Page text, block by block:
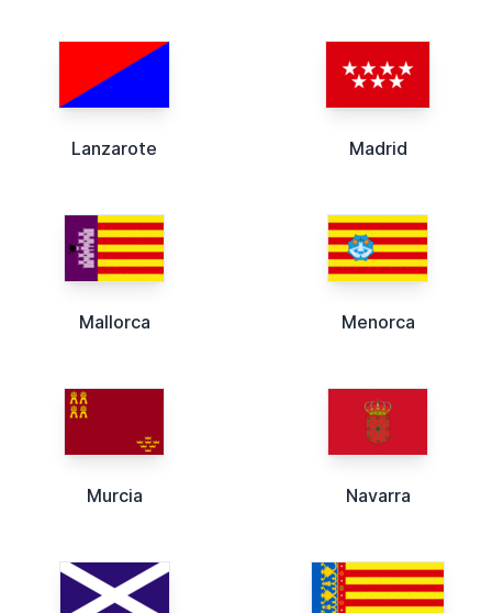
Lanzarote Madrid
Mallorca Menorca
Murcia Navarra